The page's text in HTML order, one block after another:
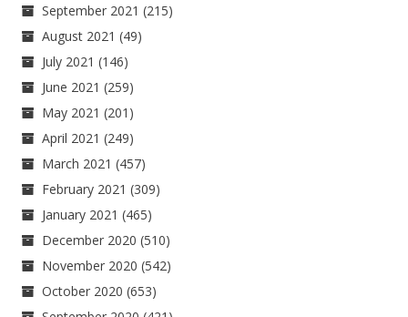
September 2021 (215)
August 2021 (49)
July 2021 (146)
June 2021 (259)
May 2021 (201)
April 2021 (249)
March 2021 (457)
February 2021 (309)
January 2021 (465)
December 2020 (510)
November 2020 (542)
October 2020 (653)